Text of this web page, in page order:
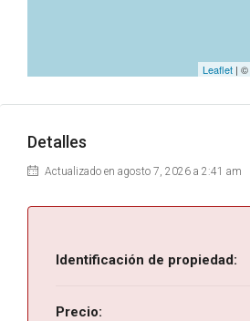
Leaflet | ©
Detalles
Actualizado en agosto 7, 2026 a 2:41 am
Identificación de propiedad:
Precio: